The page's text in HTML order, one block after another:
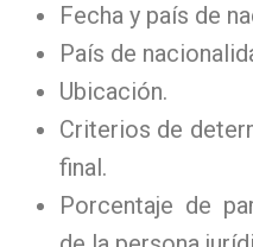
Fecha y país de
País de
Ubicación.
Criterios de
final.
Porcentaje de